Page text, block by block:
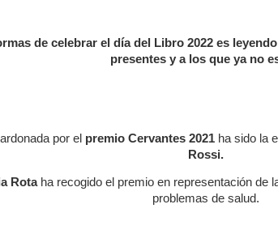
de celebrar el día del Libro 2022 es
presentes y a los que ya no
por el premio Cervantes 2021 ha sido la
Rossi.
Rotaha recogido el premio en representación de
problemas de salud.